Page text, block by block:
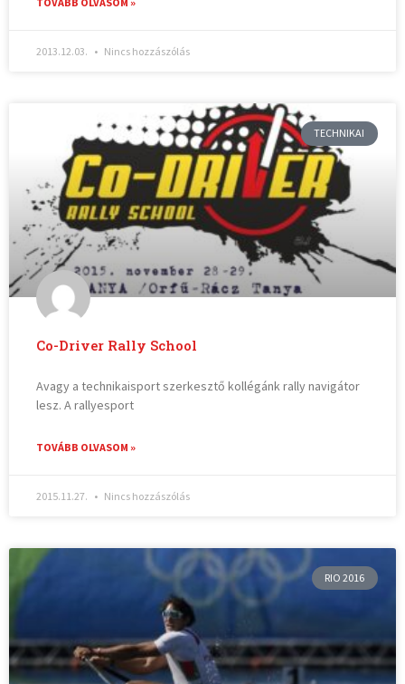
2013.12.03. Nincs hozzászólás
TECHNIKAI
Co-Driver Rally School
Avagy a technikaisport szerkesztő kollégánk rally navigátor
lesz. A rallyesport
TOVÁBB OLVASOM »
2015.11.27. Nincs hozzászólás
RIO 2016